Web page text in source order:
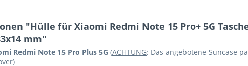
"Hülle für Xiaomi Redmi Note 15 Pro+ 5G
mm"
Redmi Note 15 Pro Plus 5G (ACHTUNG: Das angebotene Suncase